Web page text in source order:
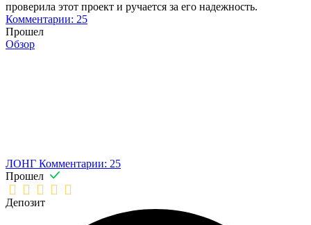
проверила этот проект и ручается за его надежность.
Комментарии: 25
Прошел
Обзор
ЛОНГ Комментарии: 25
Прошел
Депозит